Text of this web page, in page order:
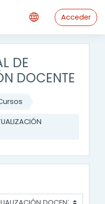
Acceder
DE
DOCENTE